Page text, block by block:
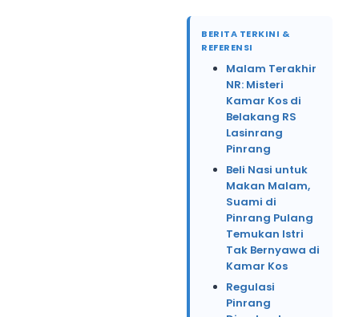
BERITA TERKINI &
REFERENSI
Malam Terakhir
NR: Misteri
Kamar Kos di
Belakang RS
Lasinrang
Pinrang
Beli Nasi untuk
Makan Malam,
Suami di
Pinrang Pulang
Temukan Istri
Tak Bernyawa di
Kamar Kos
Regulasi
Pinrang